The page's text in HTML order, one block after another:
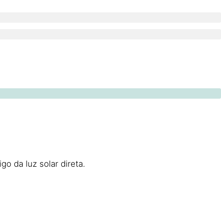
da luz solar direta.